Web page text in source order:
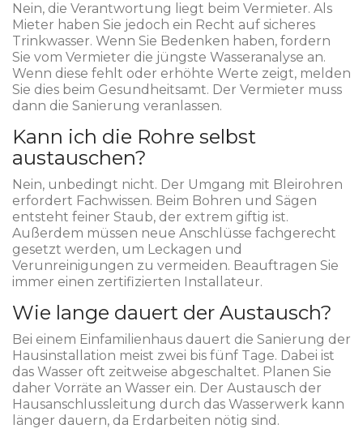
Nein, die Verantwortung liegt beim Vermieter. Als
Mieter haben Sie jedoch ein Recht auf sicheres
Trinkwasser. Wenn Sie Bedenken haben, fordern
Sie vom Vermieter die jüngste Wasseranalyse an.
Wenn diese fehlt oder erhöhte Werte zeigt, melden
Sie dies beim Gesundheitsamt. Der Vermieter muss
dann die Sanierung veranlassen.
Kann ich die Rohre selbst
austauschen?
Nein, unbedingt nicht. Der Umgang mit Bleirohren
erfordert Fachwissen. Beim Bohren und Sägen
entsteht feiner Staub, der extrem giftig ist.
Außerdem müssen neue Anschlüsse fachgerecht
gesetzt werden, um Leckagen und
Verunreinigungen zu vermeiden. Beauftragen Sie
immer einen zertifizierten Installateur.
Wie lange dauert der Austausch?
Bei einem Einfamilienhaus dauert die Sanierung der
Hausinstallation meist zwei bis fünf Tage. Dabei ist
das Wasser oft zeitweise abgeschaltet. Planen Sie
daher Vorräte an Wasser ein. Der Austausch der
Hausanschlussleitung durch das Wasserwerk kann
länger dauern, da Erdarbeiten nötig sind.